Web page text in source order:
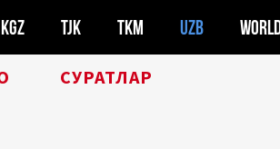
KGZ TJK TKM UZB
СУРАТЛАР